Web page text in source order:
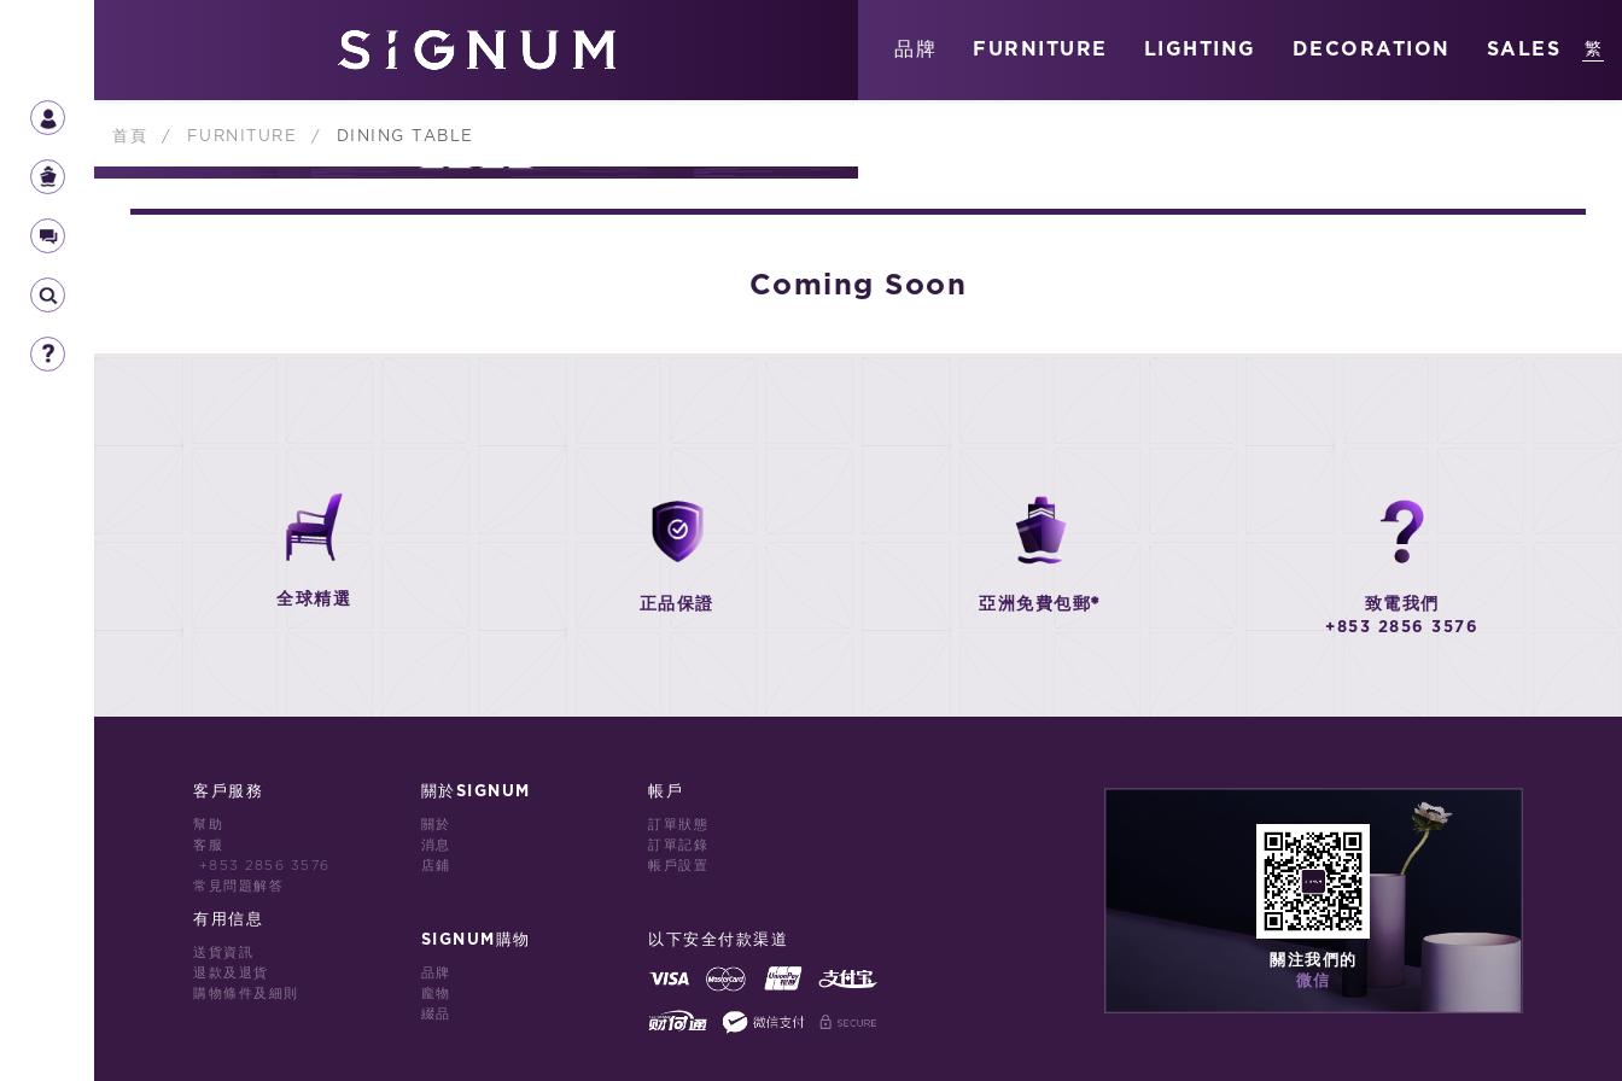
品牌 FURNITURE LIGHTING DECORATION SALES
首頁 / FURNITURE / DINING TABLE
FURNITURE
Coming Soon
全球精選 正品保證 亞洲免費包郵* 致電我們
+853 2856 3576
客戶服務
幫助
客服
+853 2856 3576
常見問題解答
有用信息
送貨資訊
退款及退貨
購物條件及細則
關於SIGNUM
關於
消息
店鋪
SIGNUM購物
品牌
龐物
綴品
帳戶
訂單狀態
訂單記錄
帳戶設置
以下安全付款渠道
關注我們的
微信